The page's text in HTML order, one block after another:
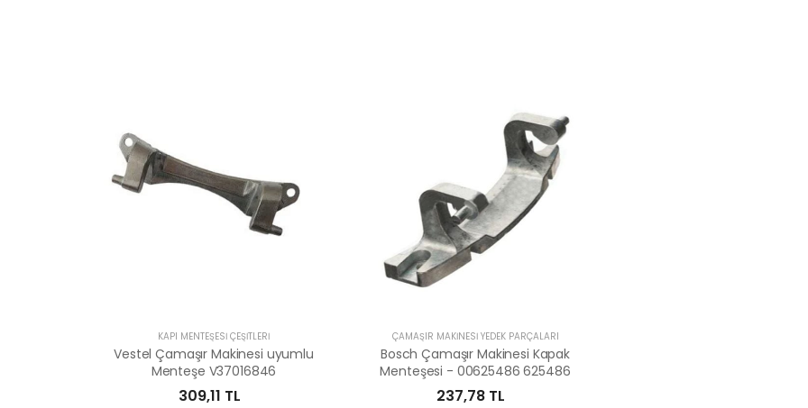
KAPI MENTEŞESİ ÇEŞİTLERİ
Vestel Çamaşır Makinesi uyumlu
Menteşe V37016846
309,11 TL
ÇAMAŞIR MAKİNESİ YEDEK PARÇALARI
Bosch Çamaşır Makinesi Kapak
Menteşesi - 00625486 625486
237,78 TL